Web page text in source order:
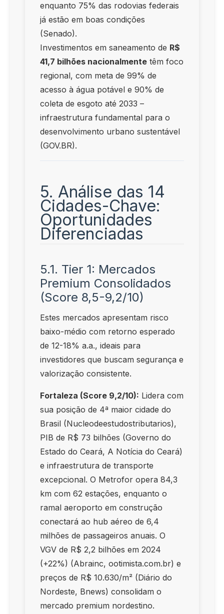
enquanto 75% das rodovias federais
já estão em boas condições
(Senado).
Investimentos em saneamento de R$
41,7 bilhões nacionalmente têm foco
regional, com meta de 99% de
acesso à água potável e 90% de
coleta de esgoto até 2033 –
infraestrutura fundamental para o
desenvolvimento urbano sustentável
(GOV.BR).
5. Análise das 14
Cidades-Chave:
Oportunidades
Diferenciadas
5.1. Tier 1: Mercados
Premium Consolidados
(Score 8,5-9,2/10)
Estes mercados apresentam risco
baixo-médio com retorno esperado
de 12-18% a.a., ideais para
investidores que buscam segurança e
valorização consistente.
Fortaleza (Score 9,2/10): Lidera com
sua posição de 4ª maior cidade do
Brasil (Nucleodeestudostributarios),
PIB de R$ 73 bilhões (Governo do
Estado do Ceará, A Notícia do Ceará)
e infraestrutura de transporte
excepcional. O Metrofor opera 84,3
km com 62 estações, enquanto o
ramal aeroporto em construção
conectará ao hub aéreo de 6,4
milhões de passageiros anuais. O
VGV de R$ 2,2 bilhões em 2024
(+22%) (Abrainc, ootimista.com.br) e
preços de R$ 10.630/m² (Diário do
Nordeste, Bnews) consolidam o
mercado premium nordestino.